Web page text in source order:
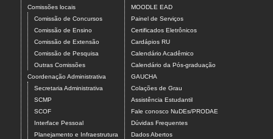
Comissões locais
Comissão de Concursos
Comissão de Ensino
Comissão de Extensão
Comissão de Pesquisa
Outras Comissões
Coordenação Administrativa
Secretaria Administrativa
SCMP
SCOF
Interface Pessoal
Planejamento e Infraestrutura
MOODLE EAD
Painel de Serviços
Certificados Eletrônicos
Cardápios RU
Calendário Acadêmico
Calendário da Pós-graduação
GAUCHA
Colações de Grau
Assistência Estudantil
Fale conosco NuDEs/PRODAE
Dúvidas Frequentes
Dados Abertos